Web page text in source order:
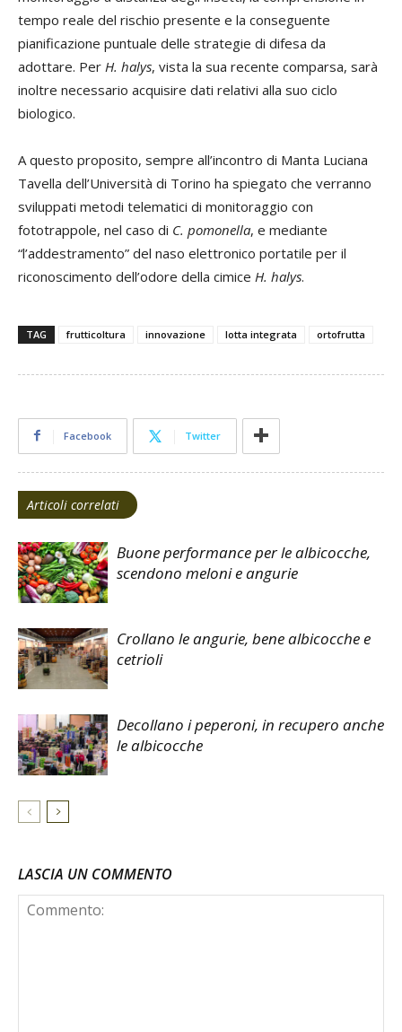
tempo reale del rischio presente e la conseguente
pianificazione puntuale delle strategie di difesa da
adottare. Per H. halys, vista la sua recente comparsa, sarà
inoltre necessario acquisire dati relativi alla suo ciclo
biologico.
A questo proposito, sempre all’incontro di Manta Luciana
Tavella dell’Università di Torino ha spiegato che verranno
sviluppati metodi telematici di monitoraggio con
fototrappole, nel caso di C. pomonella, e mediante
“l’addestramento” del naso elettronico portatile per il
riconoscimento dell’odore della cimice H. halys.
TAG frutticoltura innovazione lotta integrata ortofrutta
Facebook Twitter
Articoli correlati
Buone performance per le albicocche,
scendono meloni e angurie
Crollano le angurie, bene albicocche e
cetrioli
Decollano i peperoni, in recupero anche
le albicocche
LASCIA UN COMMENTO